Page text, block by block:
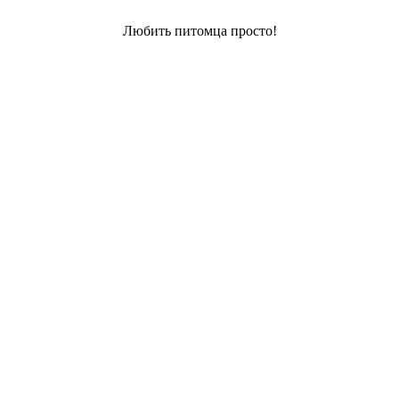
Любить питомца просто!